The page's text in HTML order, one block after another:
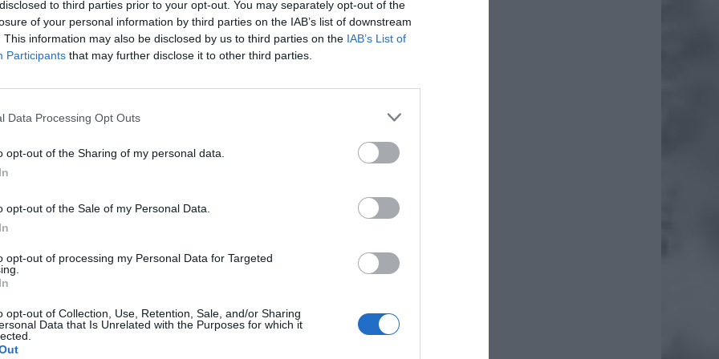
to third parties prior to your opt-out. You may separately opt-out of the
of your personal information by third parties on the IAB’s list of downstream
This information may also be disclosed by us to third parties on the IAB’s List of
Participants that may further disclose it to other third parties.
Data Processing Opt Outs
opt-out of the Sharing of my personal data.
opt-out of the Sale of my Personal Data.
opt-out of processing my Personal Data for Targeted
opt-out of Collection, Use, Retention, Sale, and/or Sharing
Data that Is Unrelated with the Purposes for which it
mogli liczyć na wsparcie przy budowie domu i kupnie mieszkania – do
zł wkładu własnego dla biorących kredyt lub przekaże dofinansowanie w
wielodzietnych (w zależności od liczebności rodziny). Będzie też
w spłacie kredytu po urodzeniu się dzieci.